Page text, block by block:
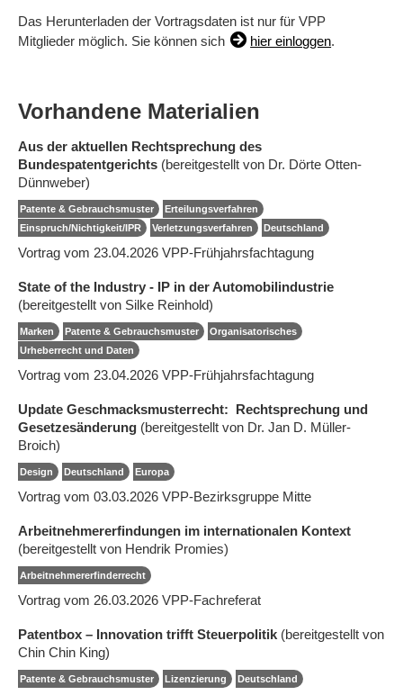
Das Herunterladen der Vortragsdaten ist nur für VPP
Mitglieder möglich. Sie können sich
hier einloggen.
Vorhandene Materialien
Aus der aktuellen Rechtsprechung des
Bundespatentgerichts (bereitgestellt von Dr. Dörte Otten-
Dünnweber)
Patente & Gebrauchsmuster
Erteilungsverfahren
Einspruch/Nichtigkeit/IPR
Verletzungsverfahren Deutschland
Vortrag vom 23.04.2026 VPP-Frühjahrsfachtagung
State of the Industry - IP in der Automobilindustrie
(bereitgestellt von Silke Reinhold)
Marken Patente & Gebrauchsmuster
Organisatorisches
Urheberrecht und Daten
Vortrag vom 23.04.2026 VPP-Frühjahrsfachtagung
Update Geschmacksmusterrecht: Rechtsprechung und
Gesetzesänderung (bereitgestellt von Dr. Jan D. Müller-
Broich)
Design Deutschland Europa
Vortrag vom 03.03.2026 VPP-Bezirksgruppe Mitte
Arbeitnehmererfindungen im internationalen Kontext
(bereitgestellt von Hendrik Promies)
Arbeitnehmererfinderrecht
Vortrag vom 26.03.2026 VPP-Fachreferat
Patentbox – Innovation trifft Steuerpolitik (bereitgestellt von
Chin Chin King)
Patente & Gebrauchsmuster Lizenzierung Deutschland